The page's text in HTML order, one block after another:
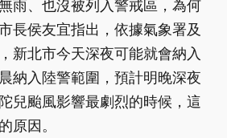
雨、也沒被列入警戒區，為何
長侯友宜指出，依據氣象署及
新北市今天深夜可能就會納入
納入陸警範圍，預計明晚深夜
兒颱風影響最劇烈的時候，這
原因。